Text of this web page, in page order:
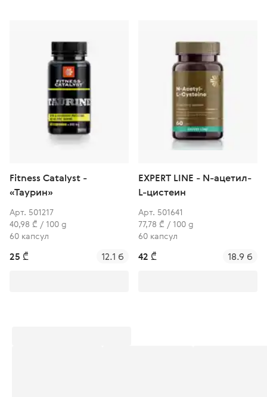
Fitness Catalyst -
«Таурин»
Арт. 501217
40,98 ₾ / 100 g
60 капсул
25 ₾ 12.1 б
EXPERT LINE - N-ацетил-
L-цистеин
Арт. 501641
77,78 ₾ / 100 g
60 капсул
42 ₾ 18.9 б